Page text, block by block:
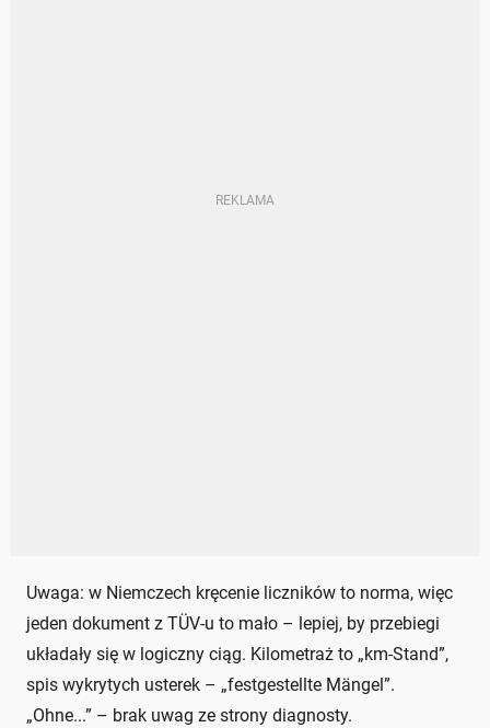
Uwaga: w Niemczech kręcenie liczników to norma, więc
jeden dokument z TÜV-u to mało – lepiej, by przebiegi
układały się w logiczny ciąg. Kilometraż to „km-Stand”,
spis wykrytych usterek – „festgestellte Mängel”.
„Ohne...” – brak uwag ze strony diagnosty.